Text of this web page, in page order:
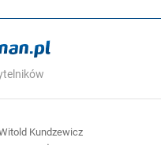
Kundzewicz